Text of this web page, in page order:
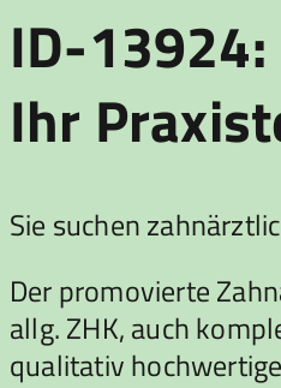
ID-
Ihr
Sie suchen
Der promovierte
allg. ZHK, auch
qualitativ